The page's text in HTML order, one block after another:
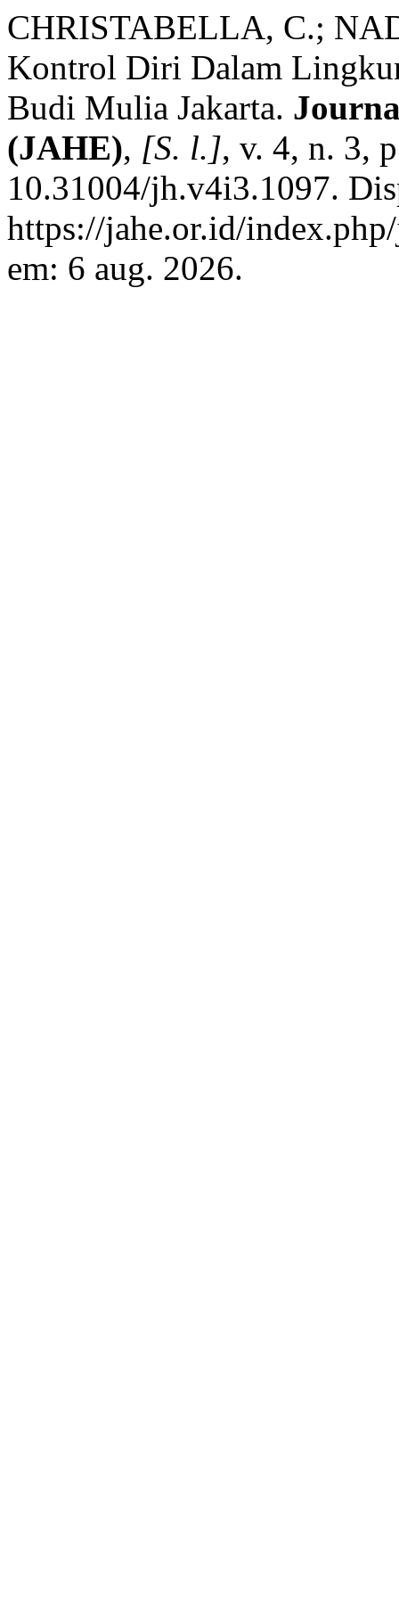
CHRISTABELLA, C.;
Kontrol Diri Dalam
Budi Mulia Jakarta.
(JAHE), [S. l.], v. 4, n. 3,
10.31004/jh.v4i3.1097.
https://jahe.or.id/
em: 6 aug. 2026.